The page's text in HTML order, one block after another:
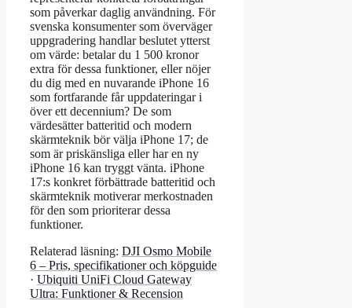
som påverkar daglig användning. För
svenska konsumenter som överväger
uppgradering handlar beslutet ytterst
om värde: betalar du 1 500 kronor
extra för dessa funktioner, eller nöjer
du dig med en nuvarande iPhone 16
som fortfarande får uppdateringar i
över ett decennium? De som
värdesätter batteritid och modern
skärmteknik bör välja iPhone 17; de
som är priskänsliga eller har en ny
iPhone 16 kan tryggt vänta. iPhone
17:s konkret förbättrade batteritid och
skärmteknik motiverar merkostnaden
för den som prioriterar dessa
funktioner.
Relaterad läsning: DJI Osmo Mobile
6 – Pris, specifikationer och köpguide
· Ubiquiti UniFi Cloud Gateway
Ultra: Funktioner & Recension